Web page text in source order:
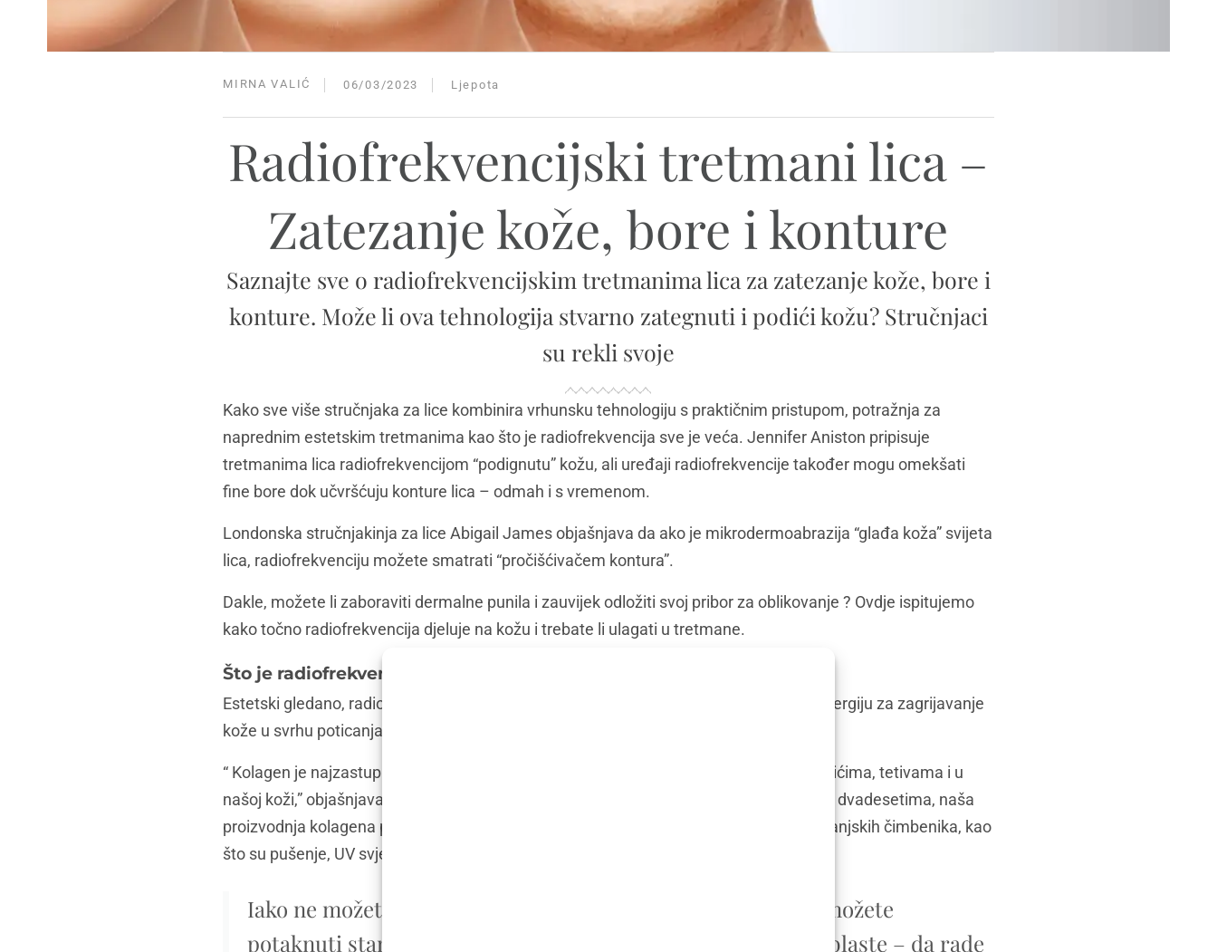
MIRNA VALIĆ 06/03/2023 Ljepota
Radiofrekvencijski tretmani lica –
Zatezanje kože, bore i konture
Saznajte sve o radiofrekvencijskim tretmanima lica za zatezanje kože, bore i
konture. Može li ova tehnologija stvarno zategnuti i podići kožu? Stručnjaci
su rekli svoje
Kako sve više stručnjaka za lice kombinira vrhunsku tehnologiju s praktičnim pristupom, potražnja za
naprednim estetskim tretmanima kao što je radiofrekvencija sve je veća. Jennifer Aniston pripisuje
tretmanima lica radiofrekvencijom “podignutu” kožu, ali uređaji radiofrekvencije također mogu omekšati
fine bore dok učvršćuju konture lica – odmah i s vremenom.
Londonska stručnjakinja za lice Abigail James objašnjava da ako je mikrodermoabrazija “glađa koža” svijeta
lica, radiofrekvenciju možete smatrati “pročišćivačem kontura”.
Dakle, možete li zaboraviti dermalne punila i zauvijek odložiti svoj pribor za oblikovanje ? Ovdje ispitujemo
kako točno radiofrekvencija djeluje na kožu i trebate li ulagati u tretmane.
Što je radiofrekvencija i kako djeluje?
Estetski gledano, radiofrekvencija je nekirurška metoda zatezanja kože koja koristi energiju za zagrijavanje
kože u svrhu poticanja proizvodnje kolagena.
“ Kolagen je najzastupljeniji protein u ljudskom tijelu, prirodno se nalazi u kostima, mišićima, tetivama i u
našoj koži,” objašnjava Florina Indries, viša estetičarka u Linnaeanu . “U našim kasnim dvadesetima, naša
proizvodnja kolagena počinje opadati za oko jedan posto godišnje, zbog unutarnjih i vanjskih čimbenika, kao
što su pušenje, UV svjetlo i naša prehrana.”
Iako ne možete jednostavno 'ispustiti' više kolagena u kožu, možete
potaknuti stanice odgovorne za njegovu proizvodnju – fibroblaste – da rade